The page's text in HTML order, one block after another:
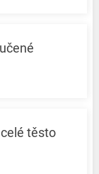
těsto